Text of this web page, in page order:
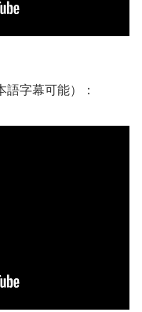
字幕可能）：